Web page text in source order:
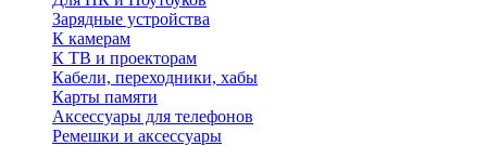
Зарядные устройства
К камерам
К ТВ и проекторам
Кабели, переходники, хабы
Карты памяти
Аксессуары для телефонов
Ремешки и аксессуары